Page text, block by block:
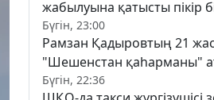
жабылуына қатысты пікір
Бүгін, 23:00
Рамзан Қадыровтың 21
"Шешенстан қаһарманы"
Бүгін, 22:36